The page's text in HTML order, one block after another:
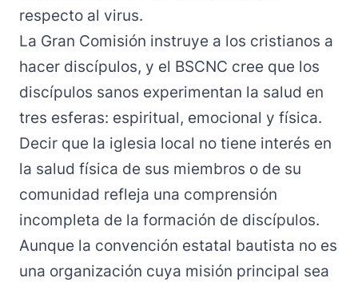
respecto al virus.
La Gran Comisión instruye a los cristianos a
hacer discípulos, y el BSCNC cree que los
discípulos sanos experimentan la salud en
tres esferas: espiritual, emocional y física.
Decir que la iglesia local no tiene interés en
la salud física de sus miembros o de su
comunidad refleja una comprensión
incompleta de la formación de discípulos.
Aunque la convención estatal bautista no es
una organización cuya misión principal sea